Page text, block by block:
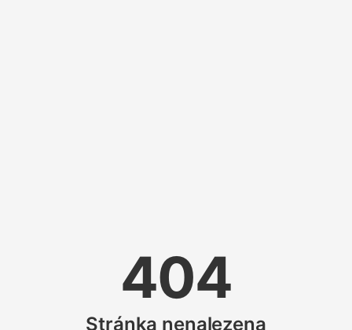
404
Stránka nenalezena